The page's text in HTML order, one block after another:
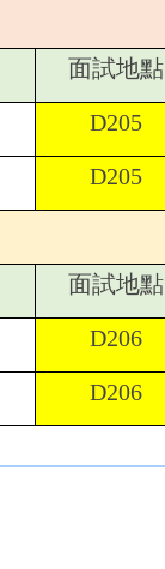
面試地點
D205
D205
面試地點
D206
D206